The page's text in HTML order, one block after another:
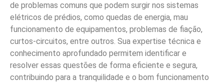
de problemas comuns que podem surgir nos sistemas
elétricos de prédios, como quedas de energia, mau
funcionamento de equipamentos, problemas de fiação,
curtos-circuitos, entre outros. Sua expertise técnica e
conhecimento aprofundado permitem identificar e
resolver essas questões de forma eficiente e segura,
contribuindo para a tranquilidade e o bom funcionamento